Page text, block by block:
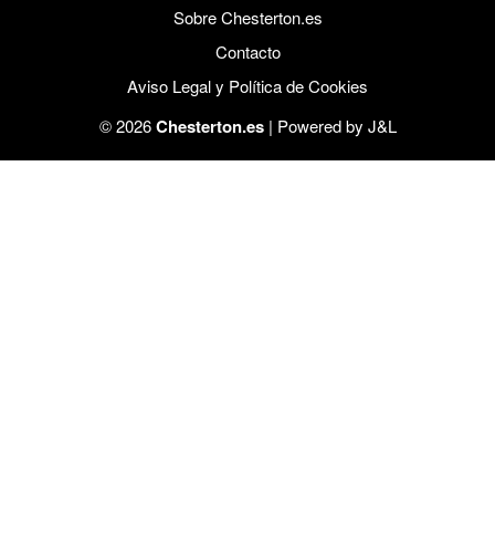
Sobre Chesterton.es
Contacto
Aviso Legal y Política de Cookies
© 2026Chesterton.es| Powered by J&L